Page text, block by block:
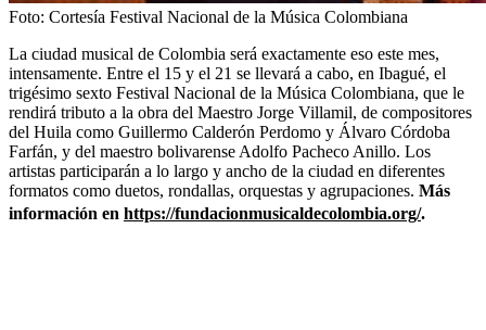
Foto: Cortesía Festival Nacional de la Música Colombiana
La ciudad musical de Colombia será exactamente eso este mes,
intensamente. Entre el 15 y el 21 se llevará a cabo, en Ibagué, el
trigésimo sexto Festival Nacional de la Música Colombiana, que le
rendirá tributo a la obra del Maestro Jorge Villamil, de compositores
del Huila como Guillermo Calderón Perdomo y Álvaro Córdoba
Farfán, y del maestro bolivarense Adolfo Pacheco Anillo. Los
artistas participarán a lo largo y ancho de la ciudad en diferentes
formatos como duetos, rondallas, orquestas y agrupaciones. Más
información en https://fundacionmusicaldecolombia.org/.